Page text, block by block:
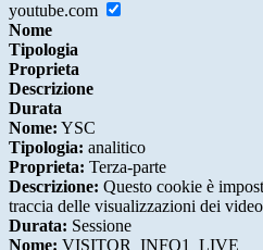
youtube.com
Nome
Tipologia
Proprieta
Descrizione
Durata
Nome: YSC
Tipologia: analitico
Proprieta: Terza-parte
Descrizione: Questo cookie è
traccia delle visualizzazioni dei
Durata: Sessione
Nome: VISITOR_INFO1_LIVE